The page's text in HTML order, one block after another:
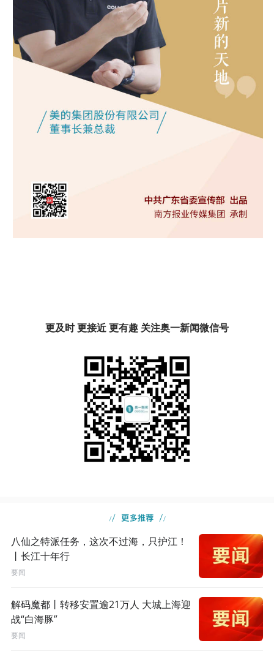
更及时 更接近 更有趣 关注奥一新闻微信号
八仙之特派任务，这次不过海，只护江！
丨长江十年行
要闻
解码魔都丨转移安置逾21万人 大城上海迎
战“白海豚”
要闻